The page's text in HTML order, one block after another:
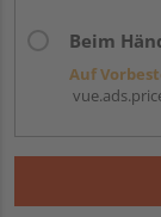
Beim
Auf